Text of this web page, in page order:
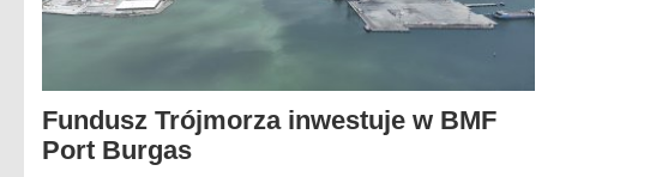
Fundusz Trójmorza inwestuje w BMF
Port Burgas